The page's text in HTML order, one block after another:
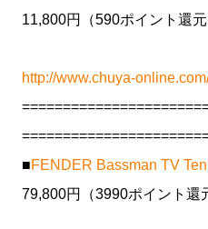
11,800円（590ポイント還元
http://www.chuya-
■FENDER Bassman TV
79,800円（3990ポイント還